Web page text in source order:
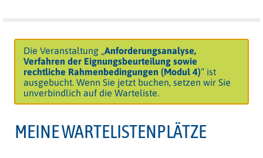
Die Veranstaltung „Anforderungsanalyse,
Verfahren der Eignungsbeurteilung sowie
rechtliche Rahmenbedingungen (Modul 4)“ ist
ausgebucht. Wenn Sie jetzt buchen, setzen wir Sie
unverbindlich auf die Warteliste.
MEINE WARTELISTENPLÄTZE